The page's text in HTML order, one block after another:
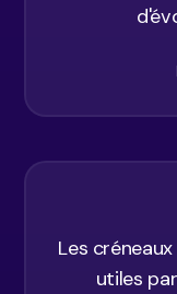
Les
utiles